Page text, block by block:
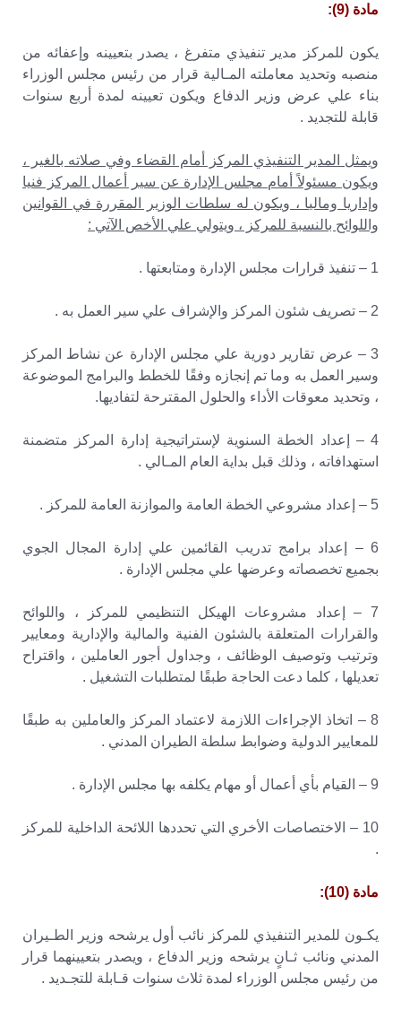
مادة (9):
يكون للمركز مدير تنفيذي متفرغ ، يصدر بتعيينه وإعفائه من
منصبه وتحديد معاملته المـالية قرار من رئيس مجلس الوزراء
بناء علي عرض وزير الدفاع ويكون تعيينه لمدة أربع سنوات
قابلة للتجديد .
ويمثل المدير التنفيذي المركز أمام القضاء وفي صلاته بالغير ،
ويكون مسئولاً أمام مجلس الإدارة عن سير أعمال المركز فنيا
وإداريا وماليا ، ويكون له سلطات الوزير المقررة في القوانين
واللوائح بالنسبة للمركز ، ويتولي علي الأخص الآتي :
1 – تنفيذ قرارات مجلس الإدارة ومتابعتها .
2 – تصريف شئون المركز والإشراف علي سير العمل به .
3 – عرض تقارير دورية علي مجلس الإدارة عن نشاط المركز
وسير العمل به وما تم إنجازه وفقًا للخطط والبرامج الموضوعة
، وتحديد معوقات الأداء والحلول المقترحة لتفاديها.
4 – إعداد الخطة السنوية لإستراتيجية إدارة المركز متضمنة
استهدافاته ، وذلك قبل بداية العام المـالي .
5 – إعداد مشروعي الخطة العامة والموازنة العامة للمركز .
6 – إعداد برامج تدريب القائمين علي إدارة المجال الجوي
بجميع تخصصاته وعرضها علي مجلس الإدارة .
7 – إعداد مشروعات الهيكل التنظيمي للمركز ، واللوائح
والقرارات المتعلقة بالشئون الفنية والمالية والإدارية ومعايير
وترتيب وتوصيف الوظائف ، وجداول أجور العاملين ، واقتراح
تعديلها ، كلما دعت الحاجة طبقًا لمتطلبات التشغيل .
8 – اتخاذ الإجراءات اللازمة لاعتماد المركز والعاملين به طبقًا
للمعايير الدولية وضوابط سلطة الطيران المدني .
9 – القيام بأي أعمال أو مهام يكلفه بها مجلس الإدارة .
10 – الاختصاصات الأخري التي تحددها اللائحة الداخلية للمركز
.
مادة (10):
يكـون للمدير التنفيذي للمركز نائب أول يرشحه وزير الطـيران
المدني ونائب ثـانٍ يرشحه وزير الدفاع ، ويصدر بتعيينهما قرار
من رئيس مجلس الوزراء لمدة ثلاث سنوات قـابلة للتجـديد .